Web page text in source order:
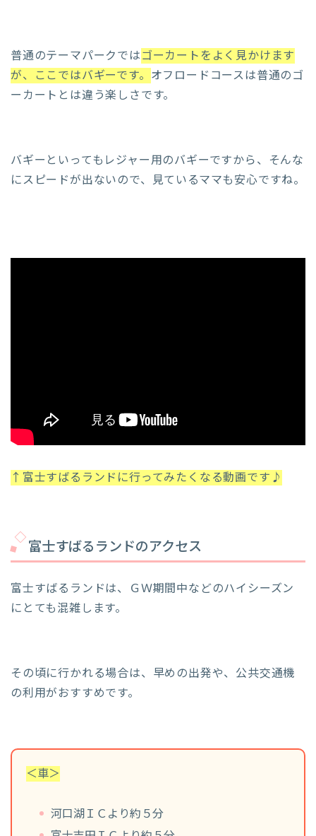
普通のテーマパークではゴーカートをよく見かけます
が、ここではバギーです。 オフロードコースは普通のゴ
ーカートとは違う楽しさです。
バギーといってもレジャー用のバギーですから、そんな
にスピードが出ないので、見ているママも安心ですね。
↑富士すばるランドに行ってみたくなる動画です♪
富士すばるランドのアクセス
富士すばるランドは、ＧＷ期間中などのハイシーズン
にとても混雑します。
その頃に行かれる場合は、早めの出発や、公共交通機
の利用がおすすめです。
＜車＞
河口湖ＩＣより約５分